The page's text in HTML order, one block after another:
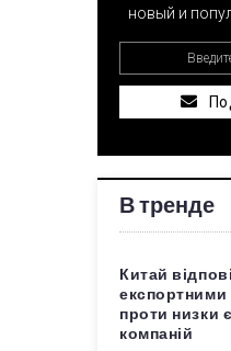
новый и
В тренде
Китай
проти низки
компаній